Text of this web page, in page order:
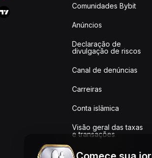
Comunidades Bybit
Anúncios
Declaração de
divulgação de riscos
Canal de denúncias
Carreiras
Conta islâmica
Visão geral das taxas
e transações